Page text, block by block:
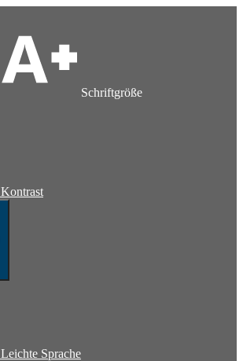
Schriftgröße
Kontrast
Leichte Sprache